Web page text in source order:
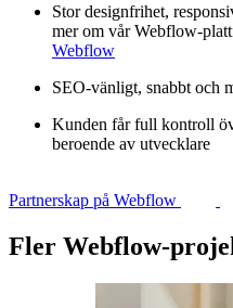
Stor designfrihet,
mer om vår
Webflow
SEO‑vänligt, snabbt och
Kunden får full kontroll
beroende av utvecklare
Partnerskap på Webflow
Fler Webflow-